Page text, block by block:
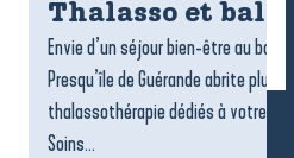
Thalasso et
Envie d’un séjour bien-être au bord
Presqu’île de Guérande abrite
thalassothérapie dédiés à votre
Soins...